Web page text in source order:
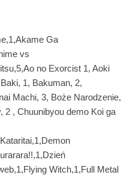
Ga
vs
no Exorcist 1, Aoki
1, Bakuman, 2,
Machi, 3, Boże Narodzenie,
2 , Chuunibyou demo Koi ga
Witch,1,Full Metal